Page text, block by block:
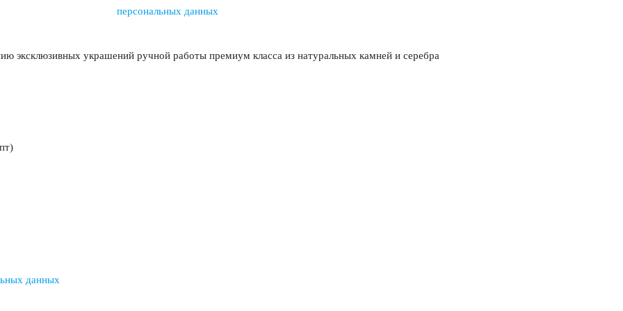
персональных данных
эксклюзивных украшений ручной работы премиум класса из натуральных камней и серебра
данных